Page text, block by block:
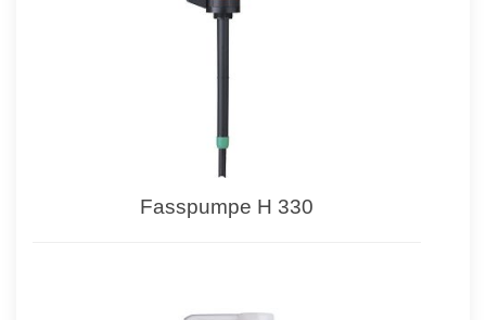
Fasspumpe H 330